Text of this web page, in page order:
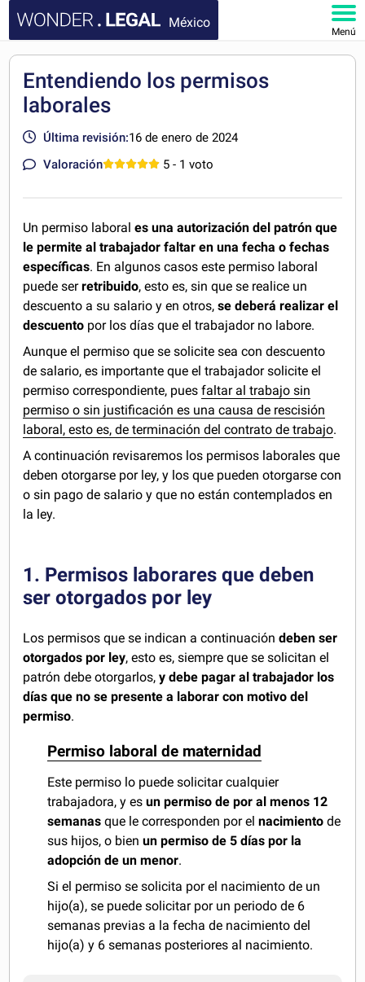
México
Menú
DOCUMENTOS
FAQ
Entendiendo los permisos
laborales
Última revisión:16 de enero de 2024
Valoración
5 - 1 voto
Un permiso laborales una autorización del patrón que
le permite al trabajador faltar en una fecha o fechas
específicas. En algunos casos este permiso laboral
puede serretribuido, esto es, sin que se realice un
descuento a su salario y en otros,se deberá realizar el
descuento por los días que el trabajador no labore.
Aunque el permiso que se solicite sea con descuento
de salario, es importante que el trabajador solicite el
permiso correspondiente, puesfaltar al trabajo sin
permiso o sin justificación es una causa de rescisión
laboral, esto es, de terminación del contrato de trabajo.
A continuación revisaremos los permisos laborales que
deben otorgarse por ley, y los que pueden otorgarse con
o sin pago de salario y que no están contemplados en
la ley.
1. Permisos laborares que deben
ser otorgados por ley
Los permisos que se indican a continuacióndeben ser
otorgados por ley, esto es, siempre que se solicitan el
patrón debe otorgarlos,y debe pagar al trabajador los
días que no se presente a laborar con motivo del
permiso.
Permiso laboral de maternidad
Este permiso lo puede solicitar cualquier
trabajadora, y esun permiso de por al menos 12
semanas que le corresponden por elnacimiento de
sus hijos, o bienun permiso de 5 días por la
adopción de un menor.
Si el permiso se solicita por el nacimiento de un
hijo(a), se puede solicitar por un periodo de 6
semanas previas a la fecha de nacimiento del
hijo(a) y 6 semanas posteriores al nacimiento.